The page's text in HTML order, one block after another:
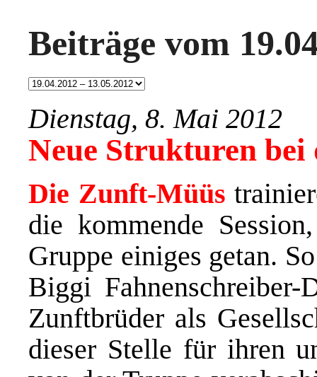
Beiträge vom
Dienstag, 8. Mai 2012
Neue Strukturen bei
Die Zunft-Müüs
die kommende
Gruppe einiges getan.
Biggi Fahnenschreiber-
Zunftbrüder als
dieser Stelle für ihren